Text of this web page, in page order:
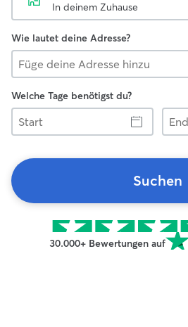
In deinem Zuhause
Wie lautet deine Adresse?
Welche Tage benötigst du?
Start
Ende
Suchen
30.000+ Bewertungen auf